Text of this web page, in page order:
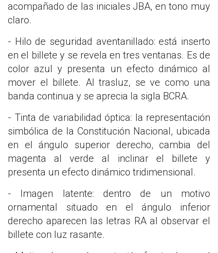
acompañado de las iniciales JBA, en tono muy
claro.
- Hilo de seguridad aventanillado: está inserto
en el billete y se revela en tres ventanas. Es de
color azul y presenta un efecto dinámico al
mover el billete. Al trasluz, se ve como una
banda continua y se aprecia la sigla BCRA.
- Tinta de variabilidad óptica: la representación
simbólica de la Constitución Nacional, ubicada
en el ángulo superior derecho, cambia del
magenta al verde al inclinar el billete y
presenta un efecto dinámico tridimensional.
- Imagen latente: dentro de un motivo
ornamental situado en el ángulo inferior
derecho aparecen las letras RA al observar el
billete con luz rasante.